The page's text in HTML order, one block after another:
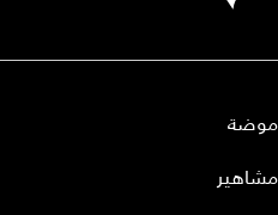
موضة
مشاهير